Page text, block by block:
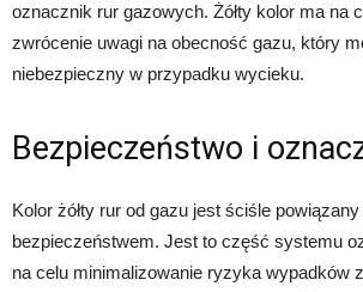
oznacznik rur gazowych. Żółty kolor ma na
zwrócenie uwagi na obecność gazu, który
niebezpieczny w przypadku wycieku.
Bezpieczeństwo i
Kolor żółty rur od gazu jest ściśle powiązany
bezpieczeństwem. Jest to część systemu
na celu minimalizowanie ryzyka wypadków